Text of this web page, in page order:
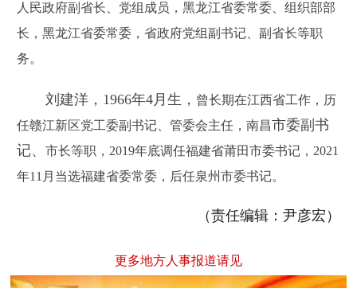
人民政府副省长、党组成员，黑龙江省委常委、组织部部
长，黑龙江省委常委，省政府党组副书记、副省长等职
务。
刘建洋，1966年4月生， 曾长期在江西省工作，历
任赣江新区党工委副书记、管委会主任，南昌市委副书
记、市长等职，2019年底调任福建省莆田市委书记， 2021
年11月当选福建省委常委，后任泉州市委书记。
（责任编辑：尹彦宏）
更多地方人事报道请见